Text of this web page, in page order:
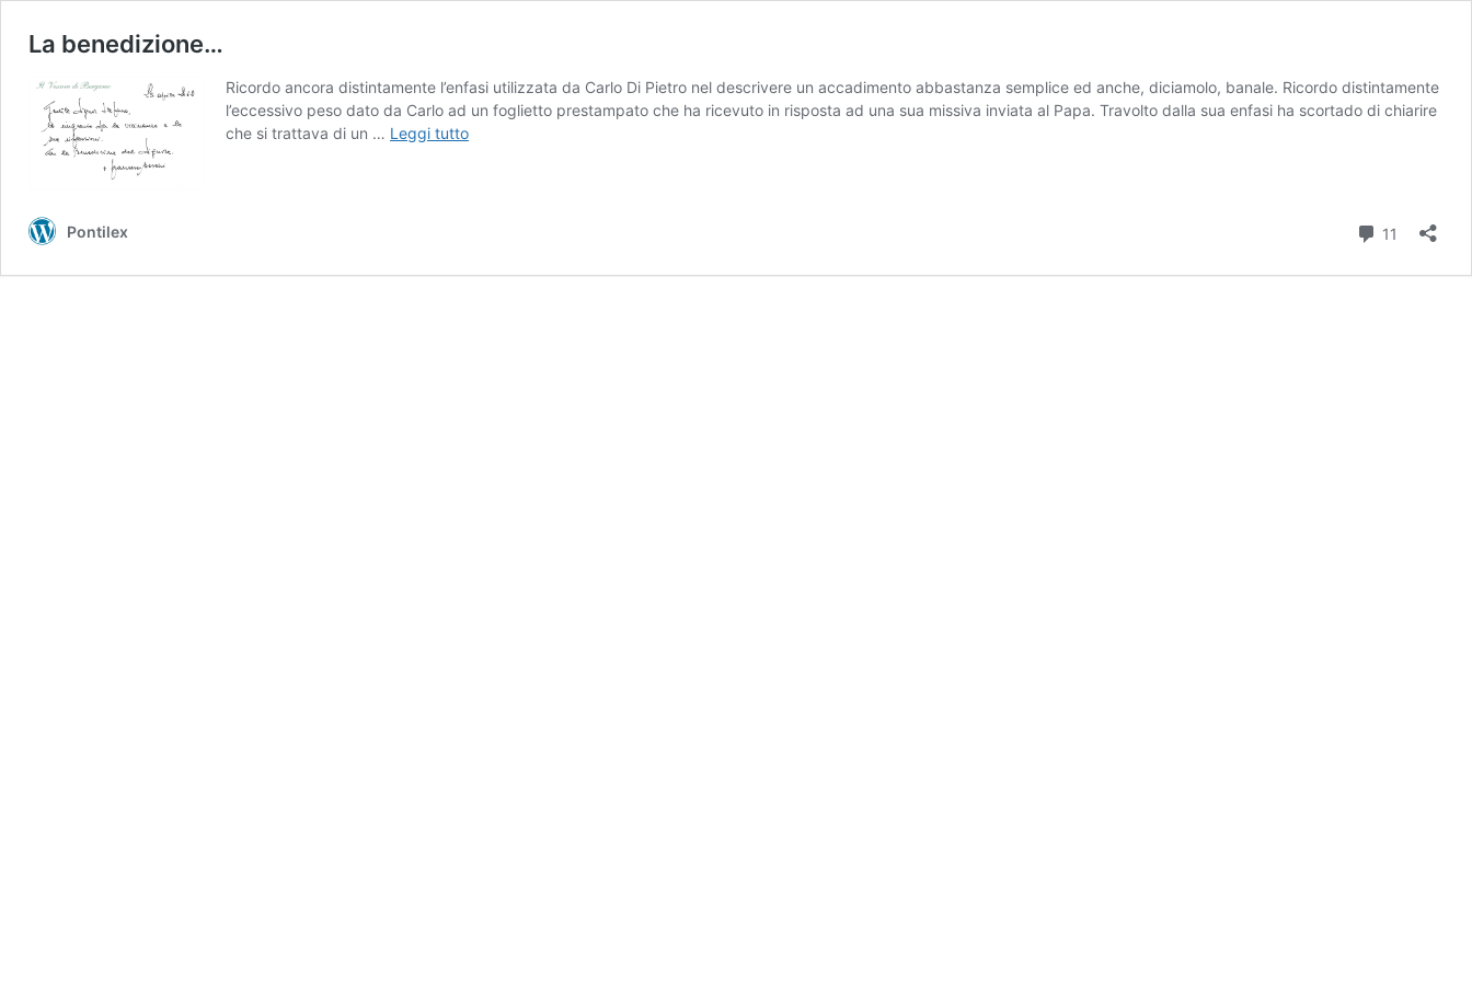
La benedizione…
Ricordo ancora distintamente l’enfasi utilizzata da Carlo Di Pietro nel descrivere un accadimento abbastanza semplice ed anche, diciamolo, banale. Ricordo distintamente
l’eccessivo peso dato da Carlo ad un foglietto prestampato che ha ricevuto in risposta ad una sua missiva inviata al Papa. Travolto dalla sua enfasi ha scortado di chiarire
che si trattava di un … Leggi tuttoLa
Pontilex 11 Commenti